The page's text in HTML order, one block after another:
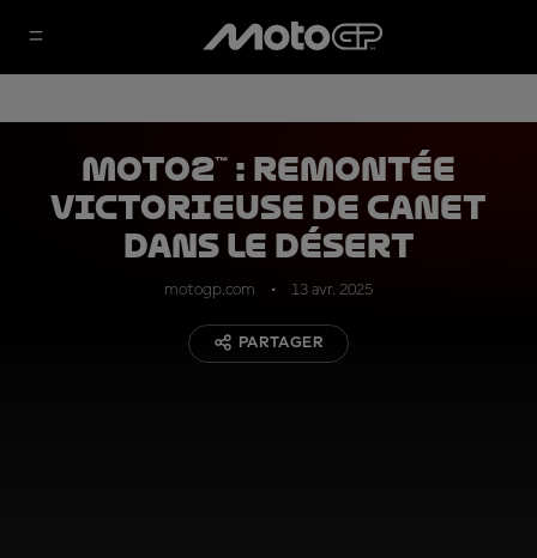
Moto2™ : remontée
victorieuse de Canet
dans le désert
motogp.com 13 avr. 2025
PARTAGER